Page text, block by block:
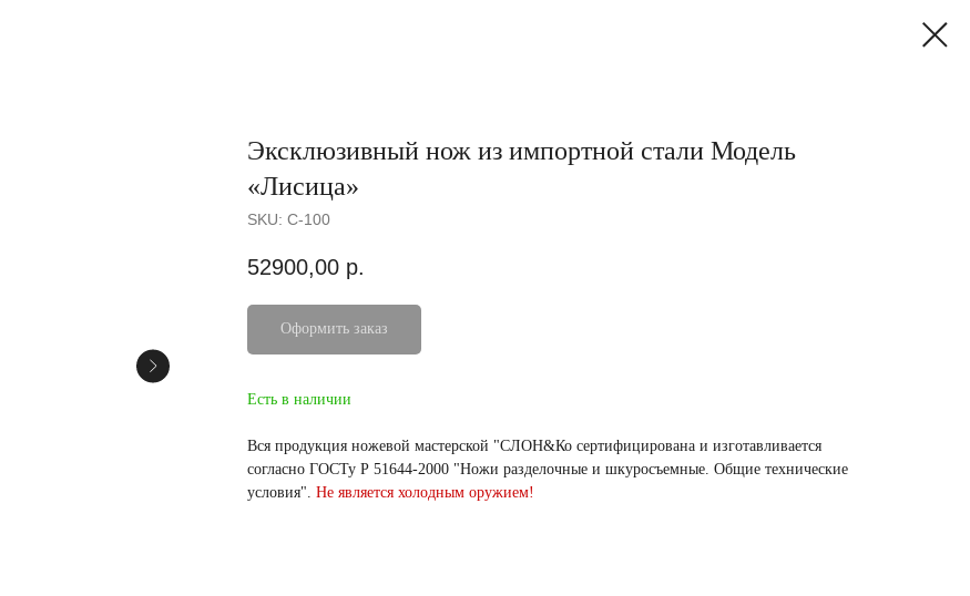
Эксклюзивный нож из импортной стали Модель
«Лисица»
SKU: C-100
52900,00 р.
Оформить заказ
Есть в наличии
Вся продукция ножевой мастерской "СЛОН&Ко сертифицирована и изготавливается
согласно ГОСТу Р 51644-2000 "Ножи разделочные и шкуросъемные. Общие технические
условия". Не является холодным оружием!